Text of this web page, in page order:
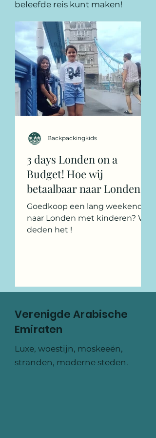
beleefde reis kunt maken!
3 days Londen on a
Budget! Hoe wij
betaalbaar naar Londen
reizen met de kinderen!
Goedkoop een lang weekend
naar Londen met kinderen? Wij
deden het !
Backpackingkids
Verenigde Arabische
Emiraten
Luxe, woestijn, moskeeën,
stranden, moderne steden.